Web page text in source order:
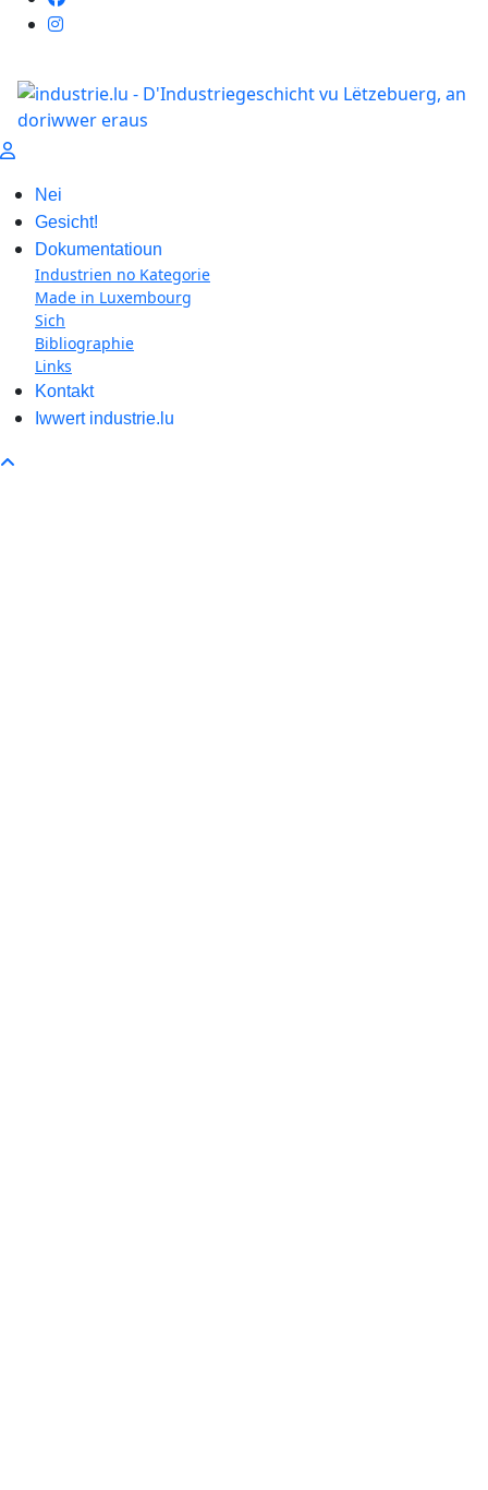
Nei
Gesicht!
Dokumentatioun
Industrien no Kategorie
Made in Luxembourg
Sich
Bibliographie
Links
Kontakt
Iwwert industrie.lu